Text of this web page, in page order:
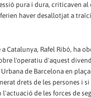
pura i dura, criticaven al
haver desallotjat a
Catalunya, Rafel Ribó, ha
l'operatiu d'aquest
de Barcelona en
drets de les persones i
de les forces de